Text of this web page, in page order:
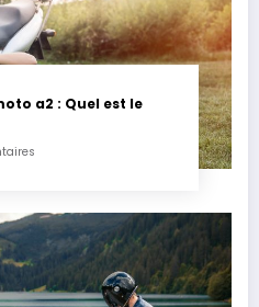
a2 : Quel est le